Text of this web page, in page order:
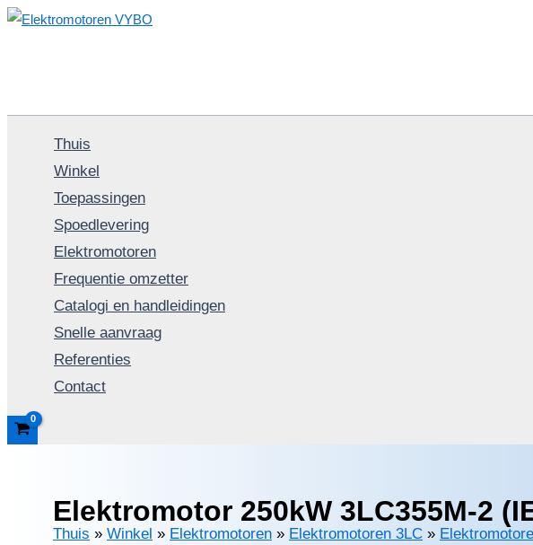
Spring
Thuis
Winkel
Toepassingen
Spoedlevering
Elektromotoren
Frequentie omzetter
Catalogi en handleidingen
Snelle aanvraag
Referenties
Contact
Elektromotor 250kW 3LC355M-2
Thuis » Winkel » Elektromotoren » Elektromotoren 3LC »